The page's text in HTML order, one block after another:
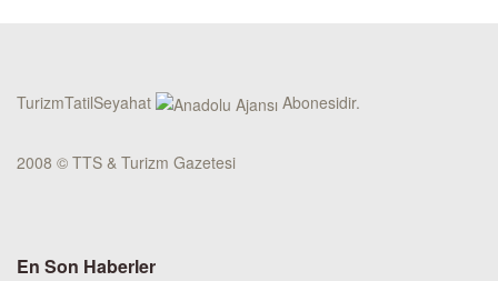
TurizmTatilSeyahat Abonesidir.
2008 © TTS & Turizm Gazetesi
En Son Haberler